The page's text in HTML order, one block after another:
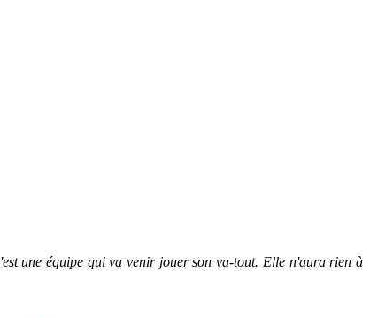
une équipe qui va venir jouer son va-tout. Elle n'aura rien à